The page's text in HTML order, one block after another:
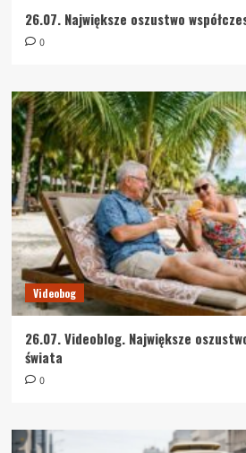
26.07. Największe oszustwo
0
Videobog
26.07. Videoblog. Największe
świata
0